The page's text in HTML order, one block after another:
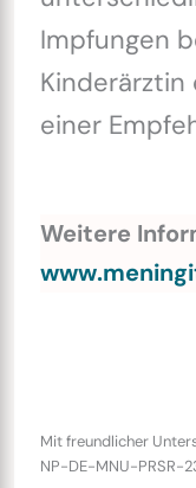
Impfungen
einer
Weitere
Mit freundlicher
NP-DE-MNU-PRSR-